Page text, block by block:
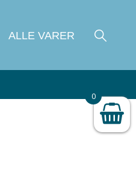
ALLE VARER
0